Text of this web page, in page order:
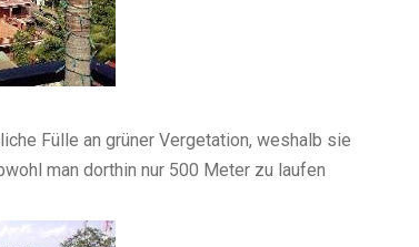
Fülle an grüner Vergetation, weshalb sie
man dorthin nur 500 Meter zu laufen